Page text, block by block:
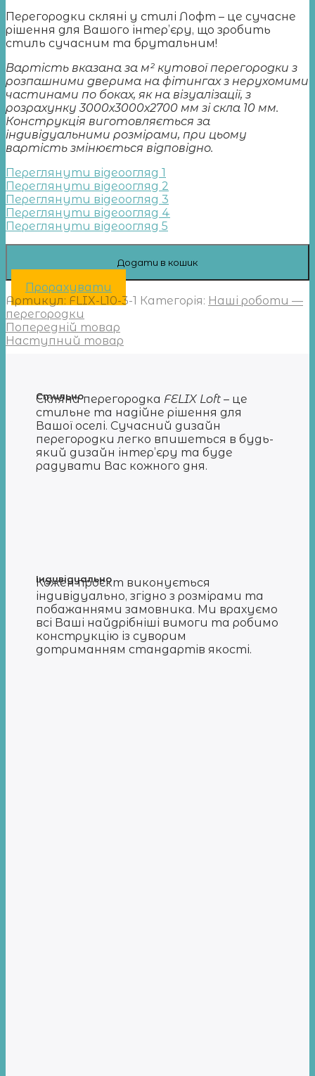
Перегородки скляні у стилі Лофт – це сучасне
рішення для Вашого інтер’єру, що зробить
стиль сучаcним та брутальним!
Вартість вказана за м² кутової перегородки з
розпашними дверима на фітингах з нерухомими
частинами по боках, як на візуалізації, з
розрахунку 3000х3000х2700 мм зі скла 10 мм.
Конструкція виготовляється за
індивідуальними розмірами, при цьому
вартість змінюється відповідно.
Переглянути відеоогляд 1
Переглянути відеоогляд 2
Переглянути відеоогляд 3
Переглянути відеоогляд 4
Переглянути відеоогляд 5
Додати в кошик
Прорахувати
Артикул: FLIX-L10-3-1 Категорія: Наші роботи —
перегородки
Попередній товар
Наступний товар
Стильно
Cкляна перегородка FELIX Loft – це
стильне та надійне рішення для
Вашої оселі. Сучасний дизайн
перегородки легко впишеться в будь-
який дизайн інтер’єру та буде
радувати Вас кожного дня.
Індивідуально
Кожен проєкт виконується
індивідуально, згідно з розмірами та
побажаннями замовника. Ми врахуємо
всі Ваші найдрібніші вимоги та робимо
конструкцію із суворим
дотриманням стандартів якості.